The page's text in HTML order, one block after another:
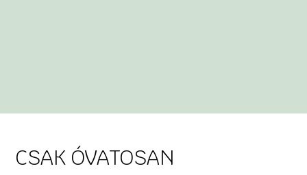
CSAK ÓVATOSAN